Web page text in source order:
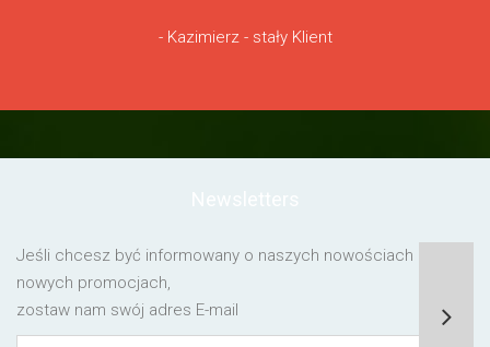
- Kazimierz - stały Klient
Jeśli chcesz być informowany o naszych nowościach lub o
nowych promocjach,
zostaw nam swój adres E-mail